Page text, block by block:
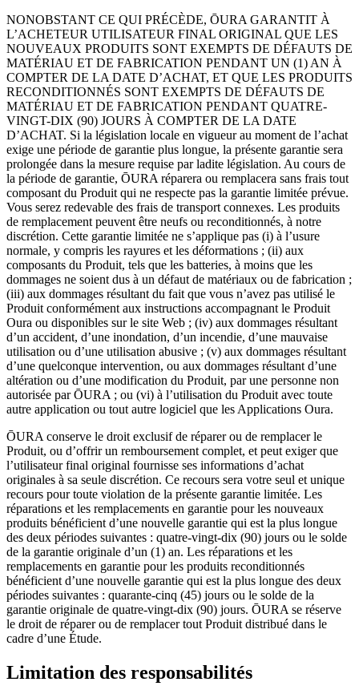
NONOBSTANT CE QUI PRÉCÈDE, ŌURA GARANTIT À
L’ACHETEUR UTILISATEUR FINAL ORIGINAL QUE LES
NOUVEAUX PRODUITS SONT EXEMPTS DE DÉFAUTS DE
MATÉRIAU ET DE FABRICATION PENDANT UN (1) AN À
COMPTER DE LA DATE D’ACHAT, ET QUE LES PRODUITS
RECONDITIONNÉS SONT EXEMPTS DE DÉFAUTS DE
MATÉRIAU ET DE FABRICATION PENDANT QUATRE-
VINGT-DIX (90) JOURS À COMPTER DE LA DATE
D’ACHAT. Si la législation locale en vigueur au moment de l’achat
exige une période de garantie plus longue, la présente garantie sera
prolongée dans la mesure requise par ladite législation. Au cours de
la période de garantie, ŌURA réparera ou remplacera sans frais tout
composant du Produit qui ne respecte pas la garantie limitée prévue.
Vous serez redevable des frais de transport connexes. Les produits
de remplacement peuvent être neufs ou reconditionnés, à notre
discrétion. Cette garantie limitée ne s’applique pas (i) à l’usure
normale, y compris les rayures et les déformations ; (ii) aux
composants du Produit, tels que les batteries, à moins que les
dommages ne soient dus à un défaut de matériaux ou de fabrication ;
(iii) aux dommages résultant du fait que vous n’avez pas utilisé le
Produit conformément aux instructions accompagnant le Produit
Oura ou disponibles sur le site Web ; (iv) aux dommages résultant
d’un accident, d’une inondation, d’un incendie, d’une mauvaise
utilisation ou d’une utilisation abusive ; (v) aux dommages résultant
d’une quelconque intervention, ou aux dommages résultant d’une
altération ou d’une modification du Produit, par une personne non
autorisée par ŌURA ; ou (vi) à l’utilisation du Produit avec toute
autre application ou tout autre logiciel que les Applications Oura.
ŌURA conserve le droit exclusif de réparer ou de remplacer le
Produit, ou d’offrir un remboursement complet, et peut exiger que
l’utilisateur final original fournisse ses informations d’achat
originales à sa seule discrétion. Ce recours sera votre seul et unique
recours pour toute violation de la présente garantie limitée. Les
réparations et les remplacements en garantie pour les nouveaux
produits bénéficient d’une nouvelle garantie qui est la plus longue
des deux périodes suivantes : quatre-vingt-dix (90) jours ou le solde
de la garantie originale d’un (1) an. Les réparations et les
remplacements en garantie pour les produits reconditionnés
bénéficient d’une nouvelle garantie qui est la plus longue des deux
périodes suivantes : quarante-cinq (45) jours ou le solde de la
garantie originale de quatre-vingt-dix (90) jours. ŌURA se réserve
le droit de réparer ou de remplacer tout Produit distribué dans le
cadre d’une Étude.
Limitation des responsabilités